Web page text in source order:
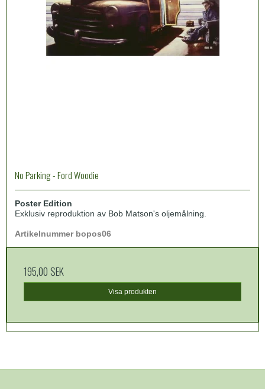
No Parking - Ford Woodie
Poster Edition
Exklusiv reproduktion av Bob Matson's oljemålning.
Artikelnummer bopos06
195,00 SEK
Visa produkten